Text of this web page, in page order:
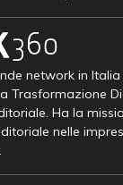
network in
Trasformazione
Ha la
nelle